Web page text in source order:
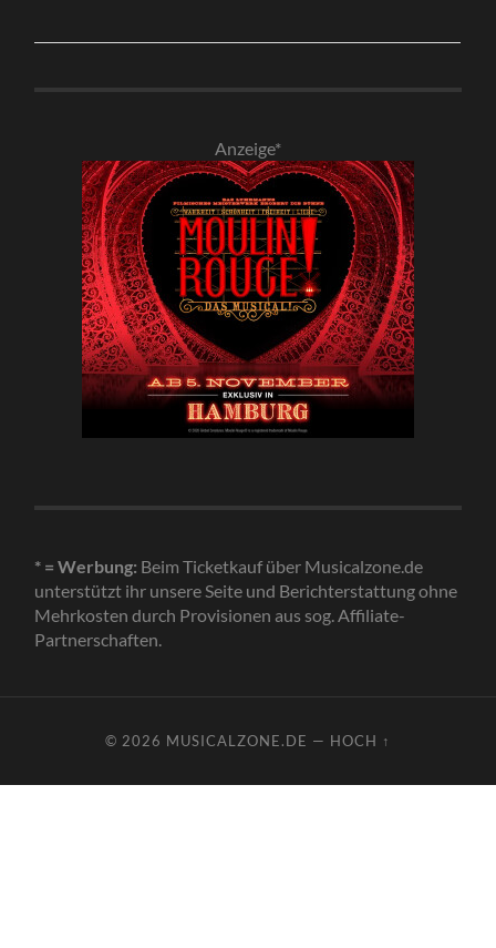
Anzeige*
* = Werbung: Beim Ticketkauf über Musicalzone.de
unterstützt ihr unsere Seite und Berichterstattung ohne
Mehrkosten durch Provisionen aus sog. Affiliate-
Partnerschaften.
© 2026 MUSICALZONE.DE — HOCH ↑